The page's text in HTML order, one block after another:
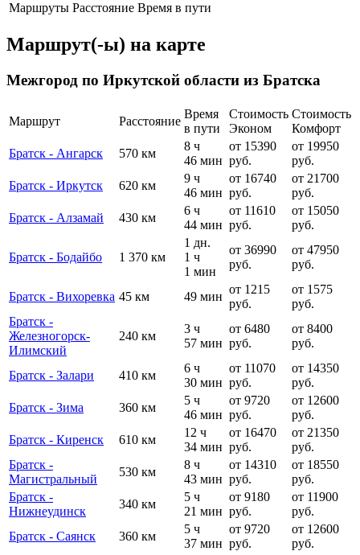
Маршруты Расстояние Время в пути
Маршрут(-ы) на карте
Межгород по Иркутской области из Братска
Маршрут Расстояние
Время
в пути
Стоимость
Эконом
Стоимость
Комфорт
Братск - Ангарск
570 км
8 ч
46 мин
от 15390
руб.
от 19950
руб.
Братск - Иркутск
620 км
9 ч
46 мин
от 16740
руб.
от 21700
руб.
Братск - Алзамай
430 км
6 ч
44 мин
от 11610
руб.
от 15050
руб.
Братск - Бодайбо 1 370 км
1 дн.
1 ч
1 мин
от 36990
руб.
от 47950
руб.
Братск - Вихоревка 45 км 49 мин
от 1215
руб.
от 1575
руб.
Братск -
Железногорск-
Илимский
240 км
3 ч
57 мин
от 6480
руб.
от 8400
руб.
Братск - Залари 410 км
6 ч
30 мин
от 11070
руб.
от 14350
руб.
Братск - Зима
360 км
5 ч
46 мин
от 9720
руб.
от 12600
руб.
Братск - Киренск
610 км
12 ч
34 мин
от 16470
руб.
от 21350
руб.
Братск -
Магистральный
530 км
8 ч
43 мин
от 14310
руб.
от 18550
руб.
Братск -
Нижнеудинск
340 км
5 ч
21 мин
от 9180
руб.
от 11900
руб.
Братск - Саянск
360 км
5 ч
37 мин
от 9720
руб.
от 12600
руб.